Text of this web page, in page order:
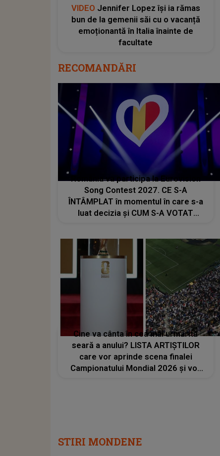
VIDEO Jennifer Lopez își ia rămas
bun de la gemenii săi cu o vacanță
emoționantă în Italia înainte de
facultate
RECOMANDĂRI
România va participa la Eurovision
Song Contest 2027. CE S-A
ÎNTÂMPLAT în momentul în care s-a
luat decizia și CUM S-A VOTAT
Cine va cânta în cea mai urmărită
seară a anului? LISTA ARTIȘTILOR
care vor aprinde scena finalei
Campionatului Mondial 2026 și vor
STIRI MONDENE